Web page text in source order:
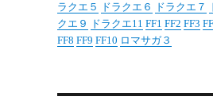
ラクエ５
ドラクエ６ ドラクエ７
クエ９
ドラクエ11 FF1 FF2 FF3
FF8 FF9 FF10 ロマサガ３